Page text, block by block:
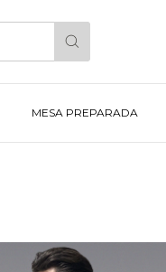
MESA PREPARADA